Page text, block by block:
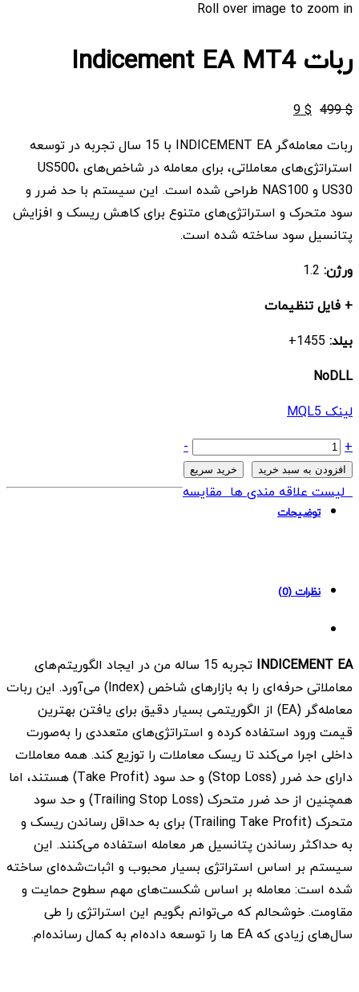
Roll over image to zoom in
ربات Indicement EA MT4
$
499
قیمت
$ 499
بود.
$
9 قیمت
$ 9
است.
ربات معامله‌گر INDICEMENT EA با 15 سال تجربه در توسعه
استراتژی‌های معاملاتی، برای معامله در شاخص‌های US500،
US30 و NAS100 طراحی شده است. این سیستم با حد ضرر و
سود متحرک و استراتژی‌های متنوع برای کاهش ریسک و افزایش
پتانسیل سود ساخته شده است.
ورژن:
+ فایل تنظیمات
بیلد:
NoDLL
لینک MQL5
ربات
Indicement
EA
MT4
+
-
افزودن به سبد خرید خرید سریع
لیست علاقه مندی هامقایسه
توضیحات
نظرات (0)
INDICEMENT EA
تجربه 15 ساله من در ایجاد الگوریتم‌های
معاملاتی حرفه‌ای را به بازارهای شاخص (Index) می‌آورد. این ربات
معامله‌گر (EA) از الگوریتمی بسیار دقیق برای یافتن بهترین
قیمت ورود استفاده کرده و استراتژی‌های متعددی را به‌صورت
داخلی اجرا می‌کند تا ریسک معاملات را توزیع کند. همه معاملات
دارای حد ضرر (Stop Loss) و حد سود (Take Profit) هستند، اما
همچنین از حد ضرر متحرک (Trailing Stop Loss) و حد سود
متحرک (Trailing Take Profit) برای به حداقل رساندن ریسک و
به حداکثر رساندن پتانسیل هر معامله استفاده می‌کنند. این
سیستم بر اساس استراتژی بسیار محبوب و اثبات‌شده‌ای ساخته
شده است: معامله بر اساس شکست‌های مهم سطوح حمایت و
مقاومت. خوشحالم که می‌توانم بگویم این استراتژی را طی
سال‌های زیادی که EA ها را توسعه داده‌ام به کمال رسانده‌ام.